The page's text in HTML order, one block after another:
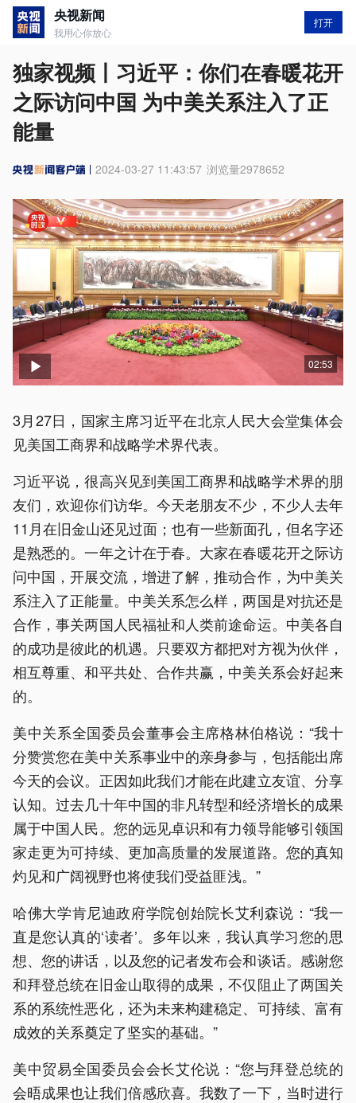
央视新闻
我用心你放心
打开
独家视频丨习近平：你们在春暖花开
之际访问中国 为中美关系注入了正
能量
2024-03-27 11:43:57 浏览量2978652
02:53
3月27日，国家主席习近平在北京人民大会堂集体会
见美国工商界和战略学术界代表。
习近平说，很高兴见到美国工商界和战略学术界的朋
友们，欢迎你们访华。今天老朋友不少，不少人去年
11月在旧金山还见过面；也有一些新面孔，但名字还
是熟悉的。一年之计在于春。大家在春暖花开之际访
问中国，开展交流，增进了解，推动合作，为中美关
系注入了正能量。中美关系怎么样，两国是对抗还是
合作，事关两国人民福祉和人类前途命运。中美各自
的成功是彼此的机遇。只要双方都把对方视为伙伴，
相互尊重、和平共处、合作共赢，中美关系会好起来
的。
美中关系全国委员会董事会主席格林伯格说：“我十
分赞赏您在美中关系事业中的亲身参与，包括能出席
今天的会议。正因如此我们才能在此建立友谊、分享
认知。过去几十年中国的非凡转型和经济增长的成果
属于中国人民。您的远见卓识和有力领导能够引领国
家走更为可持续、更加高质量的发展道路。您的真知
灼见和广阔视野也将使我们受益匪浅。”
哈佛大学肯尼迪政府学院创始院长艾利森说：“我一
直是您认真的‘读者’。多年以来，我认真学习您的思
想、您的讲话，以及您的记者发布会和谈话。感谢您
和拜登总统在旧金山取得的成果，不仅阻止了两国关
系的系统性恶化，还为未来构建稳定、可持续、富有
成效的关系奠定了坚实的基础。”
美中贸易全国委员会会长艾伦说：“您与拜登总统的
会晤成果也让我们倍感欣喜。我数了一下，当时进行